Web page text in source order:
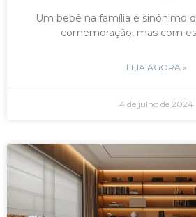
Um bebê na família é sinônimo
comemoração, mas com
LEIA AGORA »
4 de julho de 2024